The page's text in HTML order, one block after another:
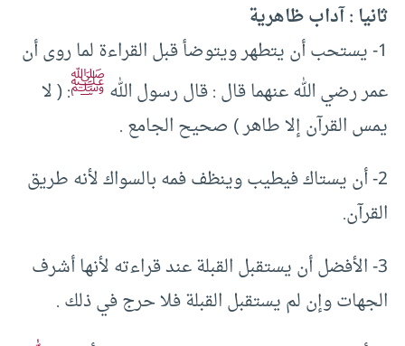
ثانيا : آداب ظاهرية
1- يستحب أن يتطهر ويتوضأ قبل القراءة لما روى أن
عمر رضي الله عنهما قال : قال رسول اللهﷺ: ( لا
يمس القرآن إلا طاهر ) صحيح الجامع .
2- أن يستاك فيطيب وينظف فمه بالسواك لأنه طريق
القرآن.
3- الأفضل أن يستقبل القبلة عند قراءته لأنها أشرف
الجهات وإن لم يستقبل القبلة فلا حرج في ذلك .